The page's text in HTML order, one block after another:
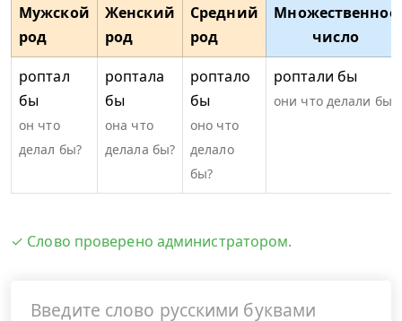
Множественное
число
Мужской
род
Женский
род
Средний
род
роптал
бы
он что
делал бы?
роптала
бы
она что
делала бы?
роптало
бы
оно что
делало
бы?
роптали бы
они что делали бы?
✓ Слово проверено администратором.